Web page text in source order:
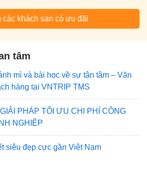
các khách sạn có ưu đãi
tâm
mì và bài học về sự tận tâm – Văn
hàng tại VNTRIP TMS
PHÁP TỐI ƯU CHI PHÍ CÔNG
NGHIỆP
siêu đẹp cực gần Việt Nam